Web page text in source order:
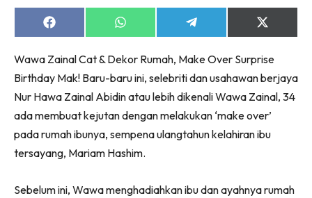
Ruang Makan
Ruang Tamu
Casa Impiana
Impiana Makeover
Hartanah
Share
on
Share
on
Share
on
Share
on
(Twitter)
Wawa Zainal Cat & Dekor Rumah, Make Over Surprise
Birthday Mak! Baru-baru ini, selebriti dan usahawan berjaya
Nur Hawa Zainal Abidin atau lebih dikenali Wawa Zainal, 34
ada membuat kejutan dengan melakukan ‘make over’
pada rumah ibunya, sempena ulangtahun kelahiran ibu
tersayang, Mariam Hashim.
Sebelum ini, Wawa menghadiahkan ibu dan ayahnya rumah